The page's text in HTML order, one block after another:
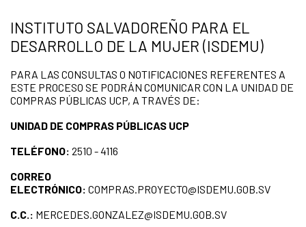
INSTITUTO SALVADOREÑO PARA EL
DESARROLLO DE LA MUJER (ISDEMU)
PARA LAS CONSULTAS O NOTIFICACIONES REFERENTES A
ESTE PROCESO SE PODRÁN COMUNICAR CON LA UNIDAD DE
COMPRAS PÚBLICAS UCP, A TRAVÉS DE:
UNIDAD DE COMPRAS PÚBLICAS UCP
TELÉFONO: 2510 - 4116
CORREO
ELECTRÓNICO: COMPRAS.PROYECTO@ISDEMU.GOB.SV
C.C.: MERCEDES.GONZALEZ@ISDEMU.GOB.SV